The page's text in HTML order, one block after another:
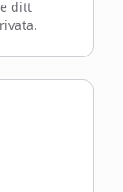
ditt